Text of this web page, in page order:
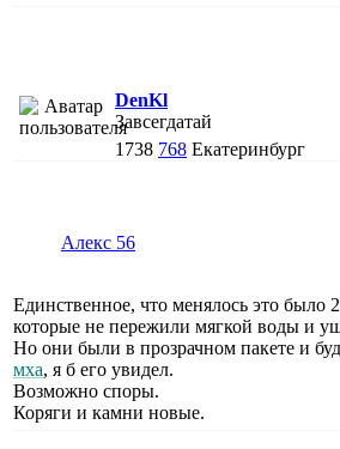
DenKl
Завсегдатай
1738 768 Екатеринбург
Алекс 56
Единственное, что менялось это было 2
которые не пережили мягкой воды и
Но они были в прозрачном пакете и
мха, я б его увидел.
Возможно споры.
Коряги и камни новые.